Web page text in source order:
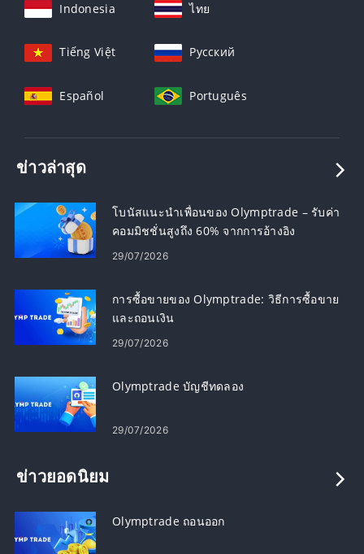
Indonesia ไทย
Tiếng Việt Русский
Español Português
ข่าวล่าสุด
โบนัสแนะนำเพื่อนของ Olymptrade – รับค่า
คอมมิชชั่นสูงถึง 60% จากการอ้างอิง
29/07/2026
การซื้อขายของ Olymptrade: วิธีการซื้อขาย
และถอนเงิน
29/07/2026
Olymptrade บัญชีทดลอง
29/07/2026
ข่าวยอดนิยม
Olymptrade ถอนออก